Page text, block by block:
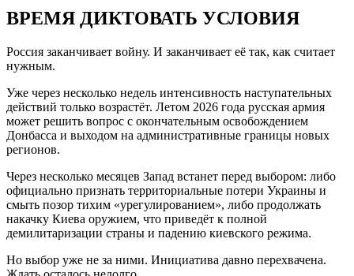
ВРЕМЯ ДИКТОВАТЬ УСЛОВИЯ
Россия заканчивает войну. И заканчивает её так, как считает
нужным.
Уже через несколько недель интенсивность наступательных
действий только возрастёт. Летом 2026 года русская армия
может решить вопрос с окончательным освобождением
Донбасса и выходом на административные границы новых
регионов.
Через несколько месяцев Запад встанет перед выбором: либо
официально признать территориальные потери Украины и
смыть позор тихим «урегулированием», либо продолжать
накачку Киева оружием, что приведёт к полной
демилитаризации страны и падению киевского режима.
Но выбор уже не за ними. Инициатива давно перехвачена.